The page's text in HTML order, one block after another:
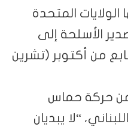
المتحدة
الأسلحة إلى
من أكتوبر (تشرين
من حركة حماس
“لا يبديان